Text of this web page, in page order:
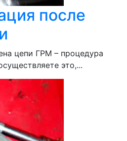
после
цепи ГРМ – процедура
это,...